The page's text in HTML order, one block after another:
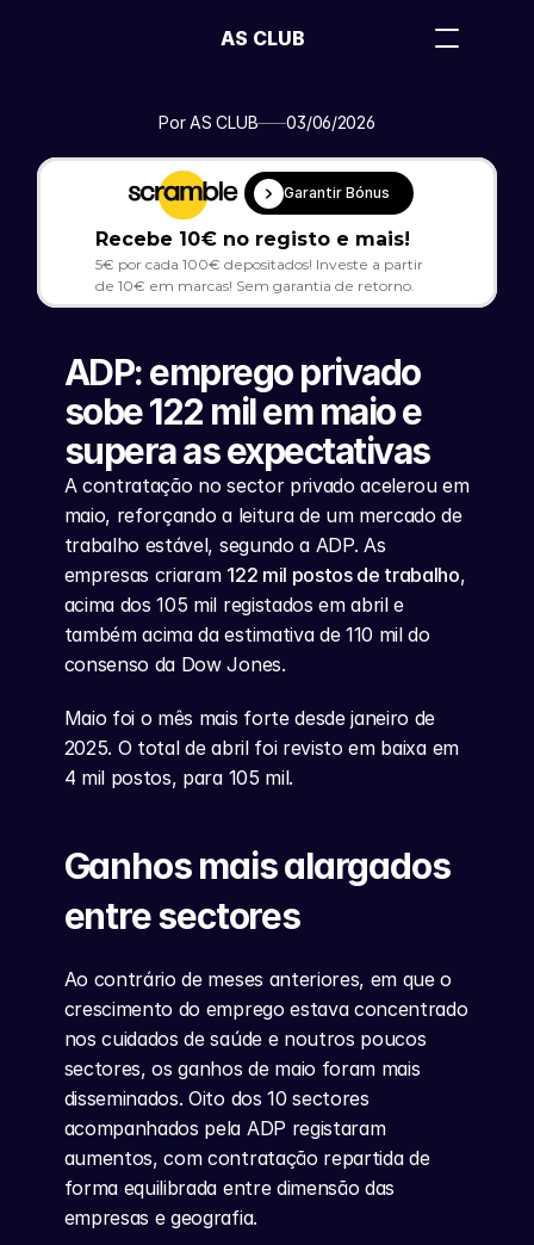
Por AS CLUB 03/06/2026
Garantir Bónus
Recebe 10€ no registo e mais!
5€ por cada 100€ depositados! Investe a partir
de 10€ em marcas! Sem garantia de retorno.
ADP: emprego privado
sobe 122 mil em maio e
supera as expectativas
A contratação no sector privado acelerou em
maio, reforçando a leitura de um mercado de
trabalho estável, segundo a ADP. As
empresas criaram 122 mil postos de trabalho,
acima dos 105 mil registados em abril e
também acima da estimativa de 110 mil do
consenso da Dow Jones.
Maio foi o mês mais forte desde janeiro de
2025. O total de abril foi revisto em baixa em
4 mil postos, para 105 mil.
Ganhos mais alargados
entre sectores
Ao contrário de meses anteriores, em que o
crescimento do emprego estava concentrado
nos cuidados de saúde e noutros poucos
sectores, os ganhos de maio foram mais
disseminados. Oito dos 10 sectores
acompanhados pela ADP registaram
aumentos, com contratação repartida de
forma equilibrada entre dimensão das
empresas e geografia.
AS CLUB